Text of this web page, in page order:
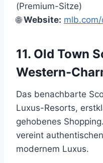
(Premium-Sitze)
🌐Website:
11. Old Town
Western-
Das benachbarte
Luxus-Resorts,
gehobenes
vereint
modernem Luxus.